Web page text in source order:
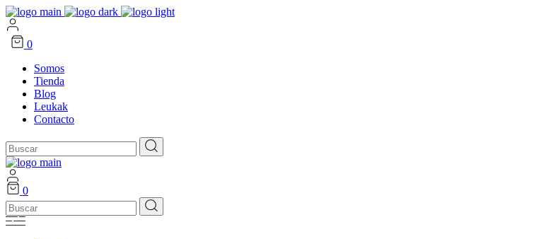
0
Somos
Tienda
Blog
Leukak
Contacto
Search
for:
0
Search
for: